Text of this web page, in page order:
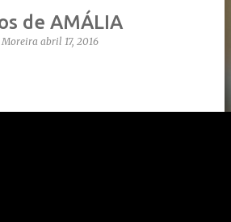
de AMÁLIA
Moreira abril 17, 2016